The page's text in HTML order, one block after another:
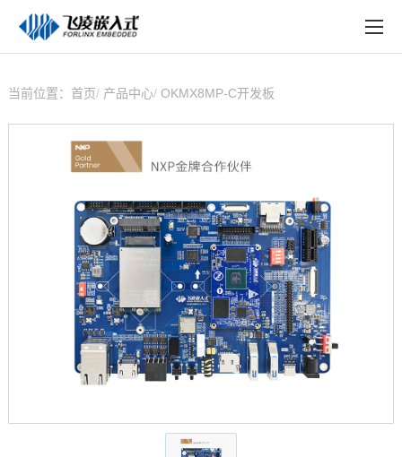
技术与支持
方案定制
关于飞凌
天猫商城
淘宝商城
在线购买
当前位置： 首页 产品中心 OKMX8MP-C开发板